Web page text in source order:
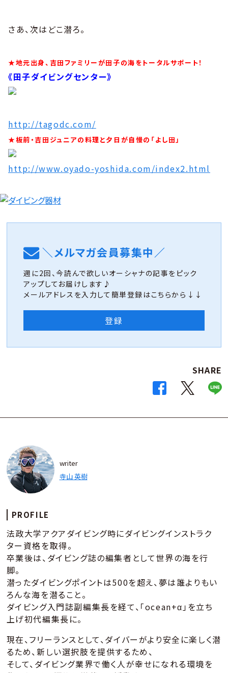
さあ、次はどこ潜ろ。
★地元出身、吉田ファミリーが田子の海をトータルサポート！
《田子ダイビングセンター》
http://tagodc.com/
★板前・吉田ジュニアの料理と夕日が自慢の「よし田」
http://www.oyado-yoshida.com/index2.html
＼メルマガ会員募集中／
週に2回、今読んで欲しいオーシャナの記事をピック
アップしてお届けします♪
メールアドレスを入力して簡単登録はこちらから↓↓
登録
SHARE
writer
寺山 英樹
PROFILE
法政大学アクアダイビング時にダイビングインストラク
ター資格を取得。
卒業後は、ダイビング誌の編集者として世界の海を行
脚。
潜ったダイビングポイントは500を超え、夢は誰よりもい
ろんな海を潜ること。
ダイビング入門誌副編集長を経て、「ocean+α」を立ち
上げ初代編集長に。
現在、フリーランスとして、ダイバーがより安全に楽しく潜
るため、新しい選択肢を提供するため、
そして、ダイビング業界で働く人が幸せになれる環境を